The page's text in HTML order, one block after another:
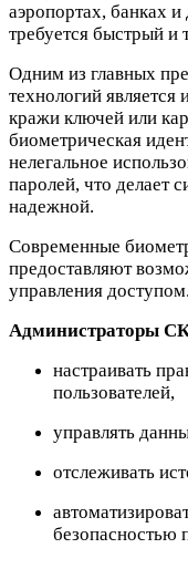
аэропортах, банках
требуется быстрый и
Одним из главных
технологий
кражи ключей или
биометрическая
нелегальное
паролей, что делает
надежной.
Современные
предоставляют
управления доступом.
Администраторы
настраивать
пользователей,
управлять
отслеживать
безопасностью